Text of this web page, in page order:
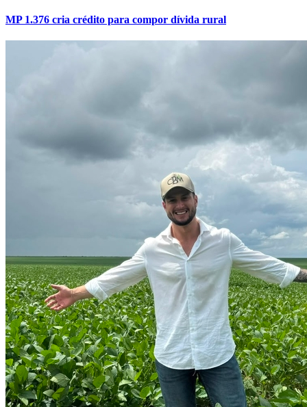
Grêmio
MP 1.376 cria crédito para compor dívida rural